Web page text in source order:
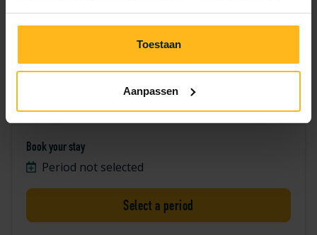
Toestaan
Aanpassen
Book your stay
Period not selected
Select a period